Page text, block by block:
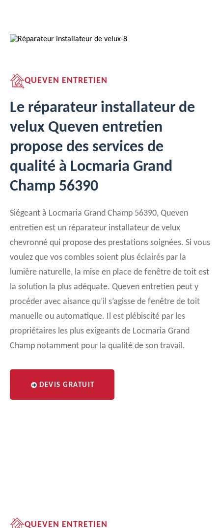
QUEVEN ENTRETIEN
Le réparateur installateur de
velux Queven entretien
propose des services de
qualité à Locmaria Grand
Champ 56390
Siégeant à Locmaria Grand Champ 56390, Queven
entretien est un réparateur installateur de velux
chevronné qui propose des prestations soignées. Si vous
voulez que vos combles soient plus éclairés par la
lumière naturelle, la mise en place de fenêtre de toit est
la solution la plus adéquate. Queven entretien peut y
procéder avec aisance qu’il s’agisse de fenêtre de toit
manuelle ou automatique. Il est plébiscité par les
propriétaires les plus exigeants de Locmaria Grand
Champ notamment pour la qualité de son travail.
DEVIS GRATUIT
QUEVEN ENTRETIEN